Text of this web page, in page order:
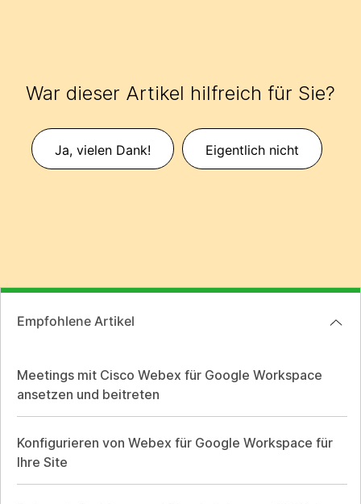
War dieser Artikel hilfreich für Sie?
Ja, vielen Dank! Eigentlich nicht
Empfohlene Artikel
Meetings mit Cisco Webex für Google Workspace
ansetzen und beitreten
Konfigurieren von Webex für Google Workspace für
Ihre Site